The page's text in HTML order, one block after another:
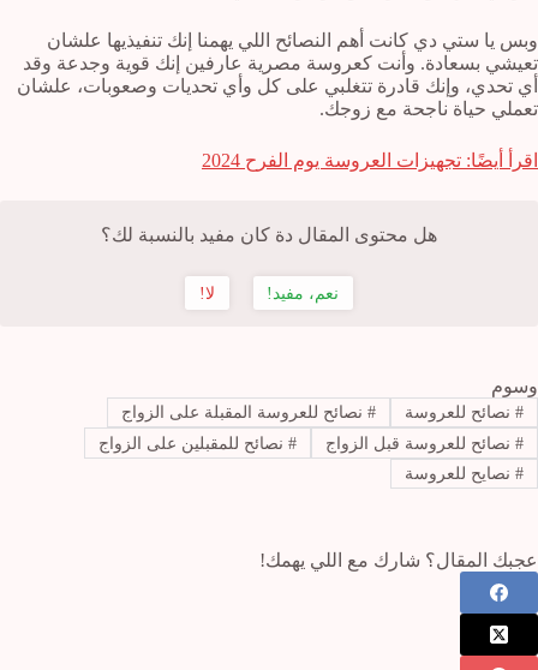
وبس يا ستي دي كانت أهم النصائح اللي يهمنا إنك تنفيذيها علشان
تعيشي بسعادة. وأنت كعروسة مصرية عارفين إنك قوية وجدعة وقد
أي تحدي، وإنك قادرة تتغلبي على كل وأي تحديات وصعوبات، علشان
تعملي حياة ناجحة مع زوجك.
اقرأ أيضًا: تجهيزات العروسة يوم الفرح 2024
هل محتوى المقال دة كان مفيد بالنسبة لك؟
نعم، مفيد! لا!
وسوم
#نصائح للعروسة #نصائح للعروسة المقبلة على الزواج
#نصائح للعروسة قبل الزواج #نصائح للمقبلين على الزواج
#نصايح للعروسة
عجبك المقال؟ شارك مع اللي يهمك!